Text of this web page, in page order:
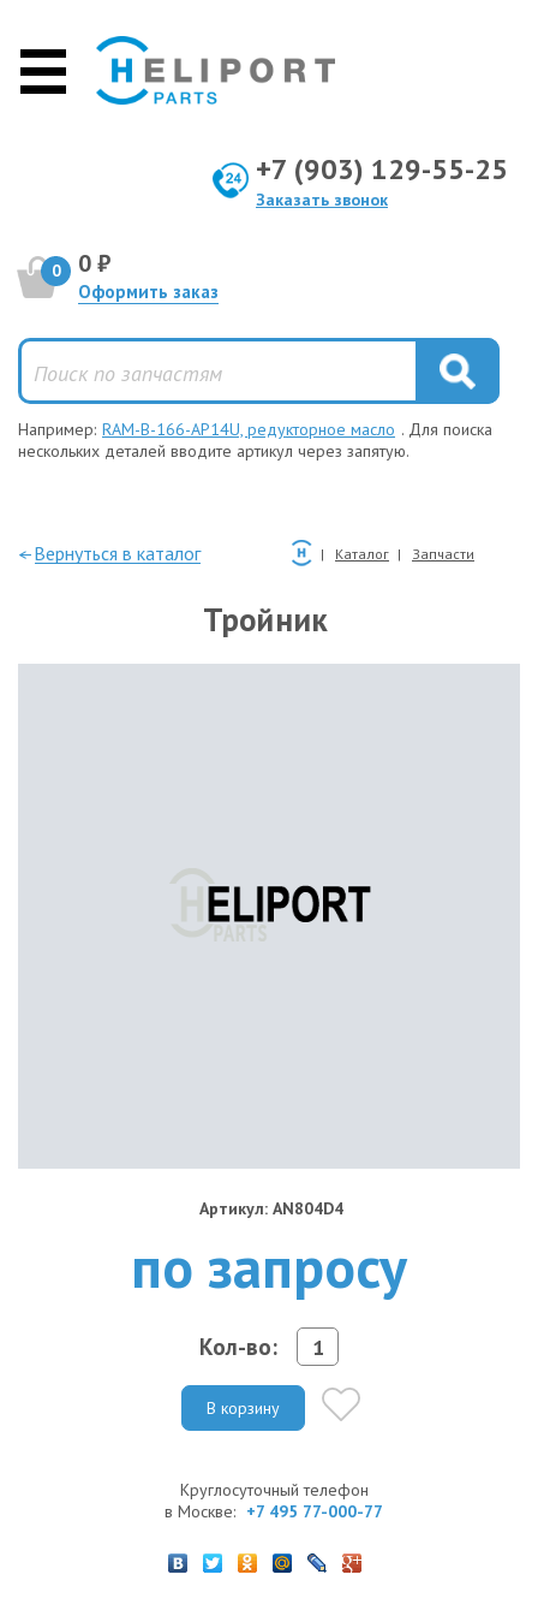
+7 (903) 129-55-25
Заказать звонок
0 0 ₽
Оформить заказ
Например: RAM-B-166-AP14U, редукторное масло . Для поиска
нескольких деталей вводите артикул через запятую.
—Вернуться в каталог Каталог Запчасти
Тройник
Артикул: AN804D4
по запросу
Кол-во:
В корзину
Круглосуточный телефон
в Москве: +7 495 77-000-77